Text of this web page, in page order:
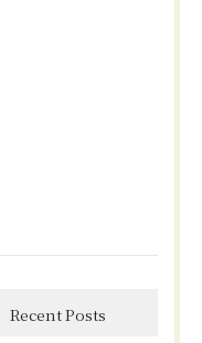
Recent Posts